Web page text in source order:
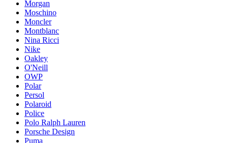
Morgan
Moschino
Moncler
Montblanc
Nina Ricci
Nike
Oakley
O'Neill
OWP
Polar
Persol
Polaroid
Police
Polo Ralph Lauren
Porsche Design
Puma